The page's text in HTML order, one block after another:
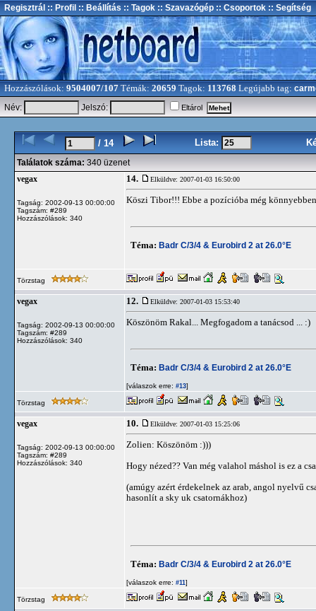
Regisztrál :: Profil :: Beállítás :: Tagok :: Szavazógép :: Csoportok :: Segítség
Hozzászólások: 9504007/107 Témák: 20659 Tagok: 113768 Legújabb tag:
Név:
Jelszó: Eltárol
/ 14 Lista:
Találatok száma: 340 üzenet
vegax
Tagság: 2002-09-13 00:00:00
Tagszám: #289
Hozzászólások: 340
14. Elküldve: 2007-01-03 16:50:00
Köszi Tibor!!! Ebbe a pozícióba még
Téma: Badr C/3/4 & Eurobird 2 at 26.0°E
Törzstag
vegax
Tagság: 2002-09-13 00:00:00
Tagszám: #289
Hozzászólások: 340
12. Elküldve: 2007-01-03 15:53:40
Köszönöm Rakal... Megfogadom a tanácsod ... :)
Téma: Badr C/3/4 & Eurobird 2 at 26.0°E
[válaszok erre: #13]
Törzstag
vegax
Tagság: 2002-09-13 00:00:00
Tagszám: #289
Hozzászólások: 340
10. Elküldve: 2007-01-03 15:25:06
Zolien: Köszönöm :)))
Hogy nézed?? Van még valahol máshol is ez a
(amúgy azért érdekelnek az arab, angol nyelvű
hasonlít a sky uk csatornákhoz)
Téma: Badr C/3/4 & Eurobird 2 at 26.0°E
[válaszok erre: #11]
Törzstag